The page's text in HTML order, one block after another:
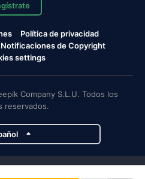
Política de privacidad
Notificaciones de Copyright
settings
Company S.L.U. Todos los
reservados.